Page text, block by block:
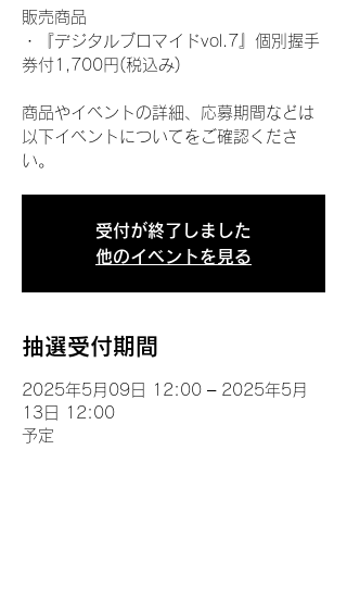
販売商品
・『デジタルブロマイドvol.7』個別握手
券付1,700円(税込み)
商品やイベントの詳細、応募期間などは
以下イベントについてをご確認くださ
い。
受付が終了しました
他のイベントを見る
抽選受付期間
2025年5月09日 12:00 – 2025年5月
13日 12:00
予定